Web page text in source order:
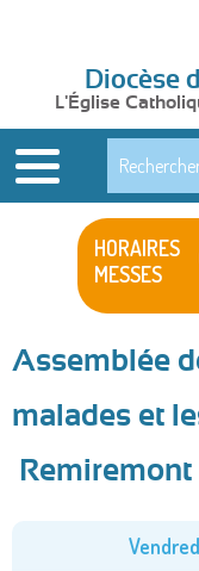
Diocèse
L'Église
HORAIRES
MESSES
Assemblée
malades et
Remiremont